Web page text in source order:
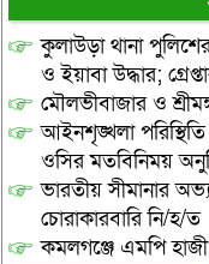
কুলাউড়া থানা
ও ইয়াবা উদ্ধার;
মৌলভীবাজার ও
আইনশৃঙ্খলা পরিস্থিতি
ওসির মতবিনিময়
ভারতীয় সীমানার
চোরাকারবারি নি/হ/ত
কমলগঞ্জে এমপি